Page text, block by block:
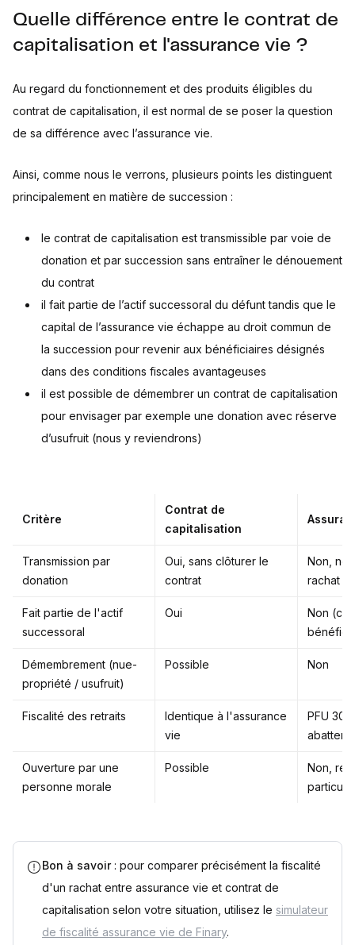
Quelle différence entre le contrat de
capitalisation et l'assurance vie ?
Au regard du fonctionnement et des produits éligibles du
contrat de capitalisation, il est normal de se poser la question
de sa différence avec l’assurance vie.
Ainsi, comme nous le verrons, plusieurs points les distinguent
principalement en matière de succession :
le contrat de capitalisation est transmissible par voie de
donation et par succession sans entraîner le dénouement
du contrat
il fait partie de l’actif successoral du défunt tandis que le
capital de l’assurance vie échappe au droit commun de
la succession pour revenir aux bénéficiaires désignés
dans des conditions fiscales avantageuses
il est possible de démembrer un contrat de capitalisation
pour envisager par exemple une donation avec réserve
d’usufruit (nous y reviendrons)
Critère
Contrat de
capitalisation
Transmission par
donation
Oui, sans clôturer le
contrat
Non,
rachat
Fait partie de l'actif
successoral
Oui
Non
Démembrement (nue-
propriété / usufruit)
Possible Non
Fiscalité des retraits
Identique à l'assurance
vie
PFU 30
Ouverture par une
personne morale
Possible
Non,
Bon à savoir : pour comparer précisément la fiscalité
d'un rachat entre assurance vie et contrat de
capitalisation selon votre situation, utilisez le simulateur
de fiscalité assurance vie de Finary.